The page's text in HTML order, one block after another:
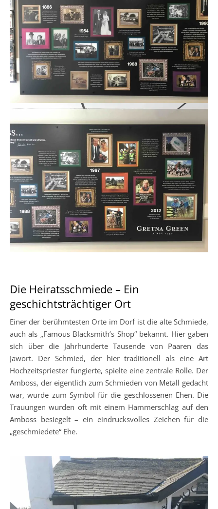
Die Heiratsschmiede – Ein
geschichtsträchtiger Ort
Einer der berühmtesten Orte im Dorf ist die alte Schmiede,
auch als „Famous Blacksmith’s Shop“ bekannt. Hier gaben
sich über die Jahrhunderte Tausende von Paaren das
Jawort. Der Schmied, der hier traditionell als eine Art
Hochzeitspriester fungierte, spielte eine zentrale Rolle. Der
Amboss, der eigentlich zum Schmieden von Metall gedacht
war, wurde zum Symbol für die geschlossenen Ehen. Die
Trauungen wurden oft mit einem Hammerschlag auf den
Amboss besiegelt – ein eindrucksvolles Zeichen für die
„geschmiedete“ Ehe.